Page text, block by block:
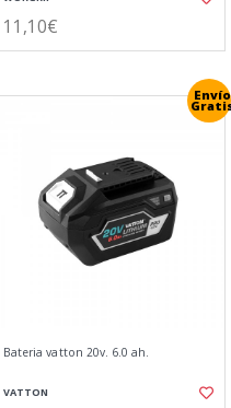
11,10€
Envío
Bateria vatton 20v. 6.0 ah.
VATTON